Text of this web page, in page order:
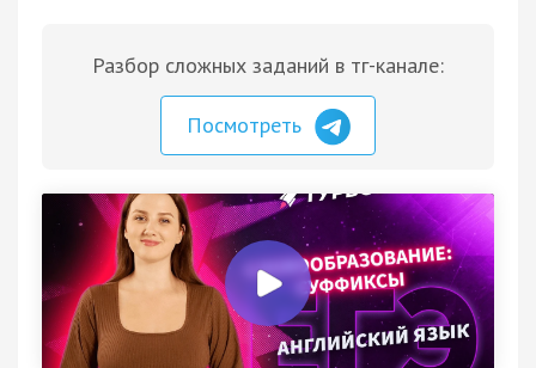
Разбор сложных заданий в тг-канале:
Посмотреть